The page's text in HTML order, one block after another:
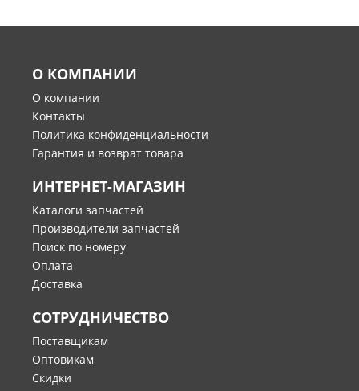
О КОМПАНИИ
О компании
Контакты
Политика конфиденциальности
Гарантия и возврат товара
ИНТЕРНЕТ-МАГАЗИН
Каталоги запчастей
Производители запчастей
Поиск по номеру
Оплата
Доставка
СОТРУДНИЧЕСТВО
Поставщикам
Оптовикам
Скидки